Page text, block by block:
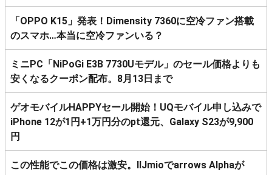
「OPPO K15」発表！Dimensity 7360に空冷ファン搭載
のスマホ…本当に空冷ファンいる？
ミニPC「NiPoGi E3B 7730Uモデル」のセール価格よりも
安くなるクーポン配布。8月13日まで
ゲオモバイルHAPPYセール開始！UQモバイル申し込みで
iPhone 12が1円+1万円分のpt還元、Galaxy S23が9,900
円
この性能でこの価格は激安。IIJmioでarrows Alphaが